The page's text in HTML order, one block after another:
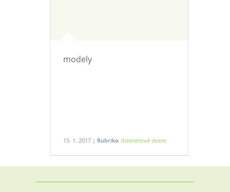
modely
15. 1. 2017 | Rubrika: Interierové dvere